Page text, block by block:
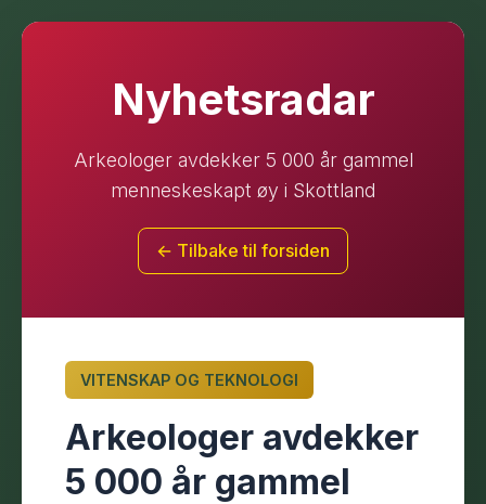
Nyhetsradar
Arkeologer avdekker 5 000 år gammel
menneskeskapt øy i Skottland
← Tilbake til forsiden
VITENSKAP OG TEKNOLOGI
Arkeologer avdekker
5 000 år gammel